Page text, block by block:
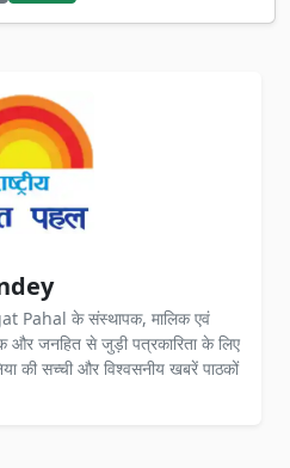
Pahal के संस्थापक, मालिक एवं
और जनहित से जुड़ी पत्रकारिता के लिए
की सच्ची और विश्वसनीय खबरें पाठकों